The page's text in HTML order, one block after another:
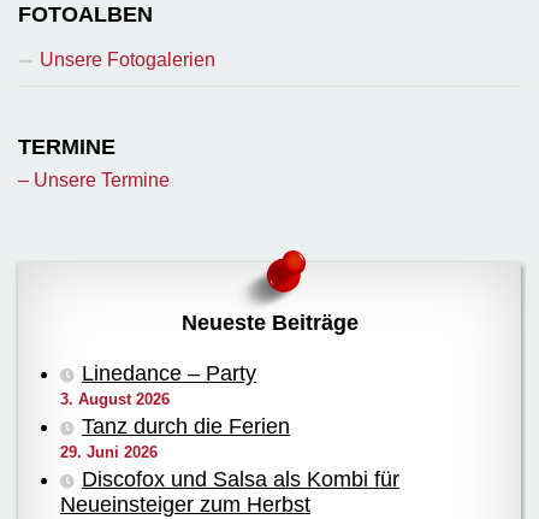
FOTOALBEN
Unsere Fotogalerien
TERMINE
– Unsere Termine
Neueste Beiträge
Linedance – Party
3. August 2026
Tanz durch die Ferien
29. Juni 2026
Discofox und Salsa als Kombi für
Neueinsteiger zum Herbst